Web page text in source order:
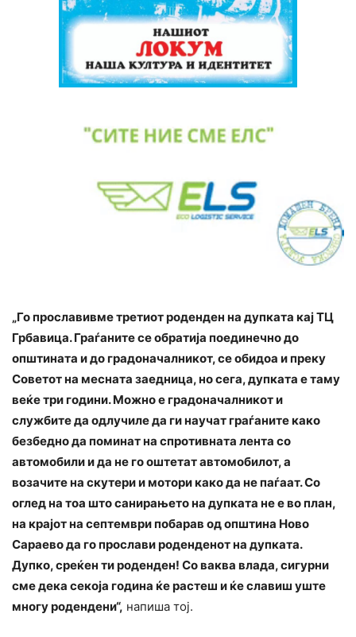
„Го прославивме третиот роденден на дупката кај ТЦ
Грбавица. Граѓаните се обратија поединечно до
општината и до градоначалникот, се обидоа и преку
Советот на месната заедница, но сега, дупката е таму
веќе три години. Можно е градоначалникот и
службите да одлучиле да ги научат граѓаните како
безбедно да поминат на спротивната лента со
автомобили и да не го оштетат автомобилот, а
возачите на скутери и мотори како да не паѓаат. Со
оглед на тоа што санирањето на дупката не е во план,
на крајот на септември побарав од општина Ново
Сараево да го прослави роденденот на дупката.
Дупко, среќен ти роденден! Со ваква влада, сигурни
сме дека секоја година ќе растеш и ќе славиш уште
многу родендени“, напиша тој.